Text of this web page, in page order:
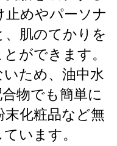
止めやパーソナ
肌のてかりを
ができます。
ため、油中水
物でも簡単に
化粧品など無
います。